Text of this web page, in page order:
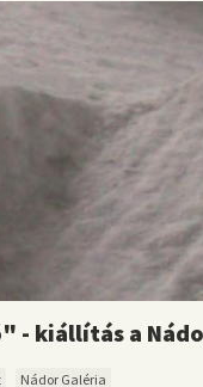
- kiállítás a
Nádor Galéria